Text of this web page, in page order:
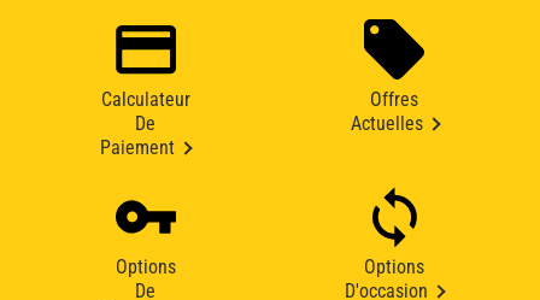
Calculateur
De
Paiement
Offres
Actuelles
Options
De
Options
D'occasion